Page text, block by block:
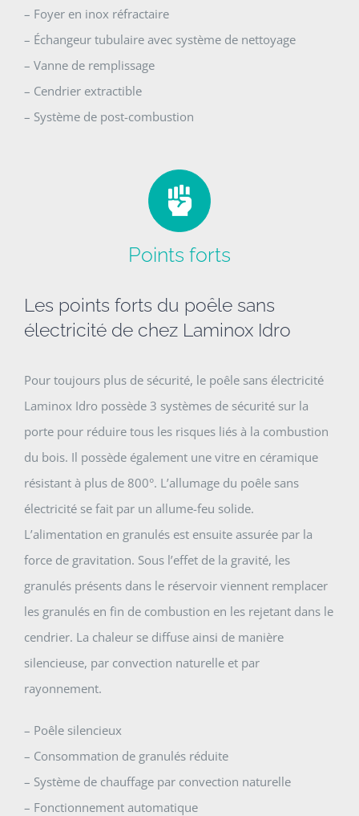
– Foyer en inox réfractaire
– Échangeur tubulaire avec système de nettoyage
– Vanne de remplissage
– Cendrier extractible
– Système de post-combustion
Points forts
Les points forts du poêle sans
électricité de chez Laminox Idro
Pour toujours plus de sécurité, le poêle sans électricité
Laminox Idro possède 3 systèmes de sécurité sur la
porte pour réduire tous les risques liés à la combustion
du bois. Il possède également une vitre en céramique
résistant à plus de 800°. L’allumage du poêle sans
électricité se fait par un allume-feu solide.
L’alimentation en granulés est ensuite assurée par la
force de gravitation. Sous l’effet de la gravité, les
granulés présents dans le réservoir viennent remplacer
les granulés en fin de combustion en les rejetant dans le
cendrier. La chaleur se diffuse ainsi de manière
silencieuse, par convection naturelle et par
rayonnement.
– Poêle silencieux
– Consommation de granulés réduite
– Système de chauffage par convection naturelle
– Fonctionnement automatique